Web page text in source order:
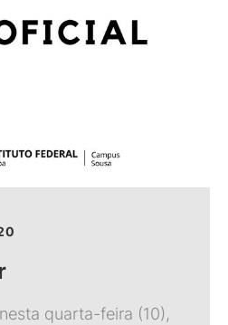
quarta-feira (10),